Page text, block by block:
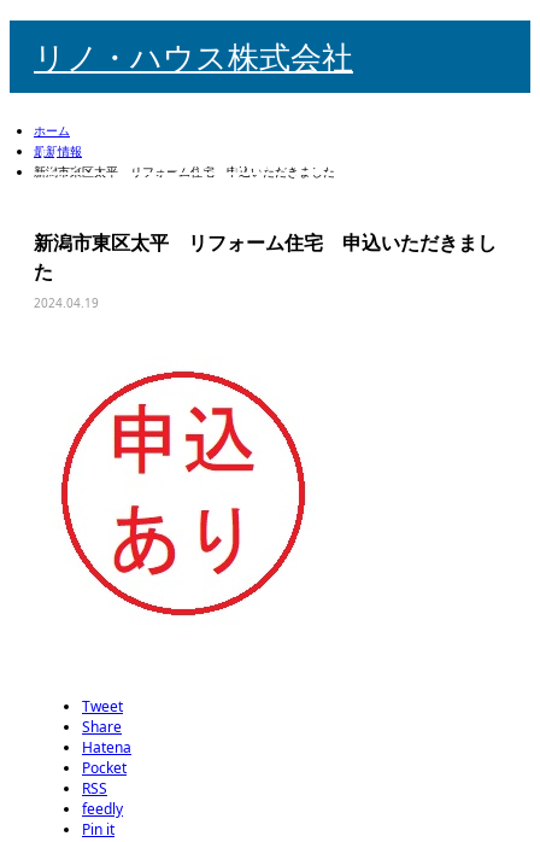
リノ・ハウス株式会社
リノ・ハウス株式会社
ホーム
最新情報
新潟市東区太平 リフォーム住宅 申込いただきました
新潟市東区太平 リフォーム住宅 申込いただきまし
た
2024.04.19
Tweet
Share
Hatena
Pocket
RSS
feedly
Pin it